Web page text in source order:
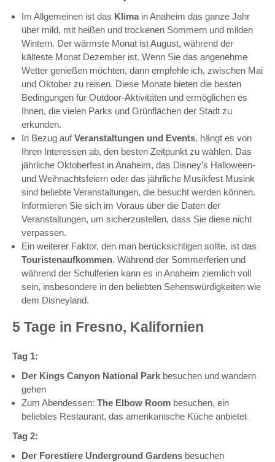
Im Allgemeinen ist das Klima in Anaheim das ganze Jahr
über mild, mit heißen und trockenen Sommern und milden
Wintern. Der wärmste Monat ist August, während der
kälteste Monat Dezember ist. Wenn Sie das angenehme
Wetter genießen möchten, dann empfehle ich, zwischen Mai
und Oktober zu reisen. Diese Monate bieten die besten
Bedingungen für Outdoor-Aktivitäten und ermöglichen es
Ihnen, die vielen Parks und Grünflächen der Stadt zu
erkunden.
In Bezug aufVeranstaltungen und Events, hängt es von
Ihren Interessen ab, den besten Zeitpunkt zu wählen. Das
jährliche Oktoberfest in Anaheim, das Disney’s Halloween-
und Weihnachtsfeiern oder das jährliche Musikfest Musink
sind beliebte Veranstaltungen, die besucht werden können.
Informieren Sie sich im Voraus über die Daten der
Veranstaltungen, um sicherzustellen, dass Sie diese nicht
verpassen.
Ein weiterer Faktor, den man berücksichtigen sollte, ist das
Touristenaufkommen. Während der Sommerferien und
während der Schulferien kann es in Anaheim ziemlich voll
sein, insbesondere in den beliebten Sehenswürdigkeiten wie
dem Disneyland.
5 Tage in Fresno, Kalifornien
Tag 1:
Der Kings Canyon National Park besuchen und wandern
gehen
Zum Abendessen: The Elbow Room besuchen, ein
beliebtes Restaurant, das amerikanische Küche anbietet
Tag 2:
Der Forestiere Underground Gardens besuchen